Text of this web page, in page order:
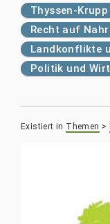
Thyssen-Krupp
Recht auf
Landkonflikte
Politik und
Existiert in Themen >